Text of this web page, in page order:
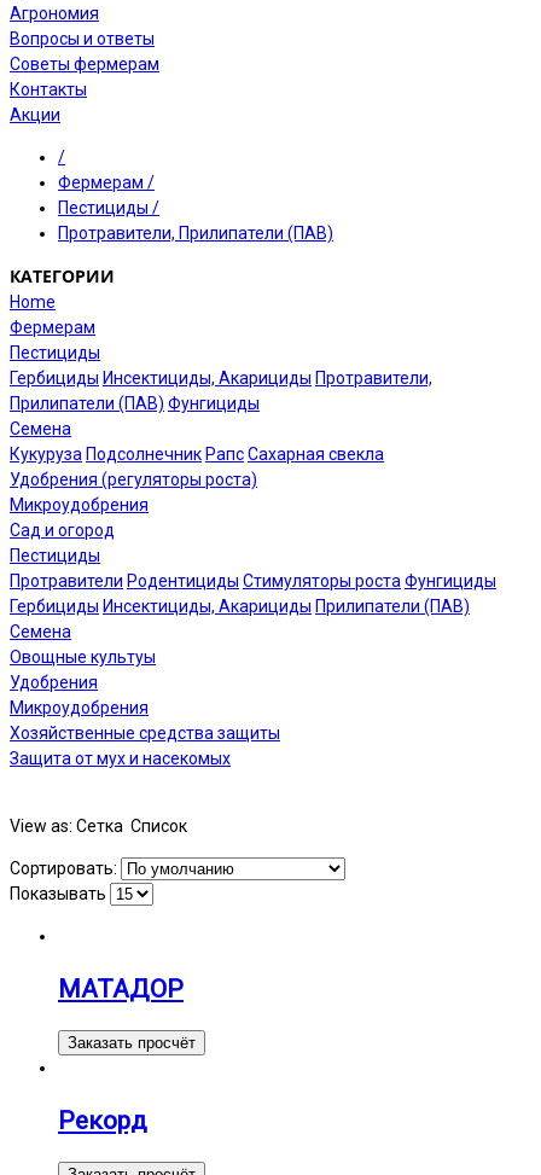
Агрономия
Вопросы и ответы
Советы фермерам
Контакты
Акции
/
Фермерам /
Пестициды /
Протравители, Прилипатели (ПАВ)
КАТЕГОРИИ
Home
Фермерам
Пестициды
Гербициды Инсектициды, Акарициды Протравители,
Прилипатели (ПАВ) Фунгициды
Семена
Кукуруза Подсолнечник РапсСахарная свекла
Удобрения (регуляторы роста)
Микроудобрения
Сад и огород
Пестициды
Протравители Родентициды Стимуляторы роста Фунгициды
Гербициды Инсектициды, Акарициды Прилипатели (ПАВ)
Семена
Овощные культуы
Удобрения
Микроудобрения
Хозяйственные средства защиты
Защита от мух и насекомых
View as: Сетка Список
Сортировать:
Показывать
МАТАДОР
Заказать просчёт
Рекорд